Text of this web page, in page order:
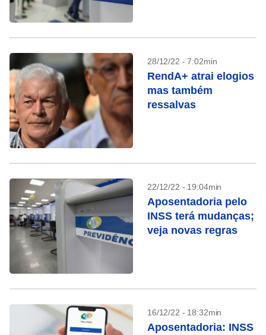
28/12/22 - 7:02min
RendA+ atrai elogios
mas também
ressalvas
22/12/22 - 19:04min
Aposentadoria pelo
INSS terá mudanças;
veja novas regras
16/12/22 - 18:32min
Aposentadoria: INSS